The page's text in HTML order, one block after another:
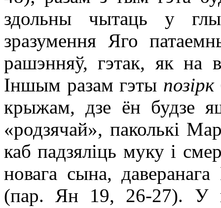
здольны чытаць у
зразумення Яго
рашэнняў, гэтак, як на
Іншым разам гэты позірк
крыжам, дзе ён будзе
«родзячай», паколькі
каб падзяліць муку і
новага сына,
(пар. Ян 19, 26-27). У